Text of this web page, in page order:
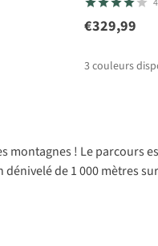
€329,99
3couleurs
montagnes ! Le parcours
de 1 000 mètres